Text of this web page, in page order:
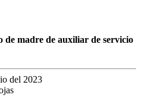
de madre de auxiliar de servicio
del 2023